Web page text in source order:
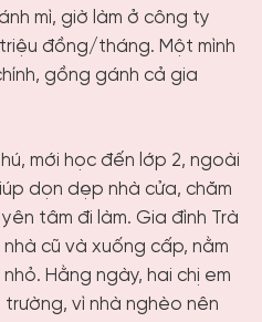
mì, giờ làm ở công ty
đồng/tháng. Một mình
gồng gánh cả gia
mới học đến lớp 2, ngoài
dọn dẹp nhà cửa, chăm
tâm đi làm. Gia đình Trà
cũ và xuống cấp, nằm
Hằng ngày, hai chị em
vì nhà nghèo nên